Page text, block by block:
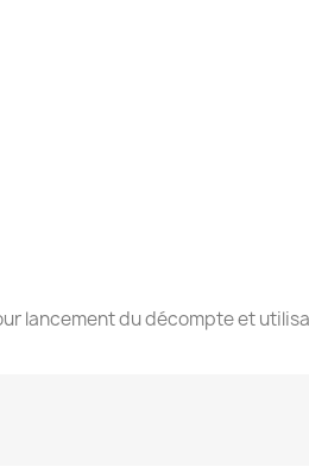
lancement du décompte et